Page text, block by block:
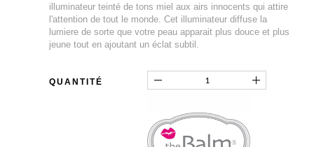
illuminateur teinté de tons miel aux airs innocents qui attire
l'attention de tout le monde. Cet illuminateur diffuse la
lumiere de sorte que votre peau apparait plus douce et plus
jeune tout en ajoutant un éclat subtil.
QUANTITÉ